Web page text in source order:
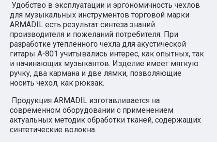
Удобство в эксплуатации и эргономичность чехлов
для музыкальных инструментов торговой марки
ARMADIL есть результат синтеза знаний
производителя и пожеланий потребителя. При
разработке утепленного чехла для акустической
гитары A-801 учитывались интерес, как опытных, так
и начинающих музыкантов. Изделие имеет мягкую
ручку, два кармана и две лямки, позволяющие
носить чехол, как рюкзак.
Продукция ARMADIL изготавливается на
современном оборудовании с применением
актуальных методик обработки тканей, содержащих
синтетические волокна.